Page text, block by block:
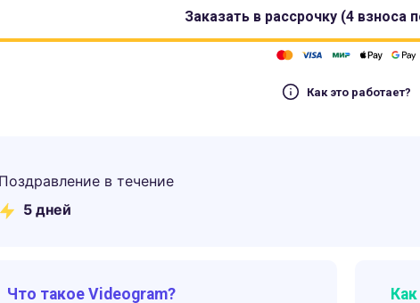
Заказать в рассрочку (4 взноса
Как это работает?
Поздравление в течение
5 дней
Что такое Videogram?